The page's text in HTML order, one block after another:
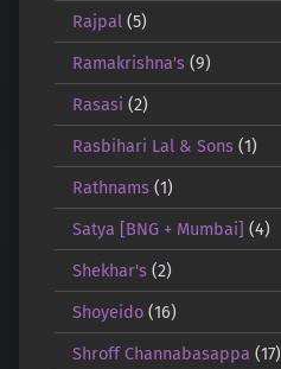
Rajpal(5)
Ramakrishna's(9)
Rasasi (2)
Rasbihari Lal & Sons(1)
Rathnams(1)
Satya [BNG + Mumbai] (4)
Shekhar's(2)
Shoyeido(16)
Shroff Channabasappa (17)